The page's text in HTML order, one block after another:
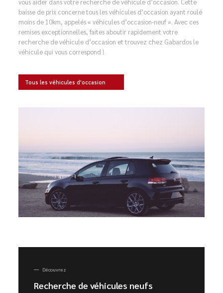
vous aider dans votre recherche de véhicule d’occasion. Cette
baisse de prix concerne tous les véhicules d’occasion ayant roulé
moins de 10km, appelés « véhicules d’occasion-neuf ». Avec ces
remises exceptionnelles, faites aboutir rapidement votre
recherche de véhicule d’occasion et trouvez chez Gabardos le
véhicule qui vous correspond !
Tous les véhicules d'occasion
Découvrez
Recherche de véhicules neufs